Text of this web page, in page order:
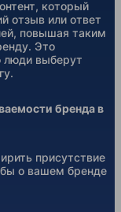
который
отзыв или ответ
повышая таким
Это
люди выберут
бренда в
присутствие
о вашем бренде